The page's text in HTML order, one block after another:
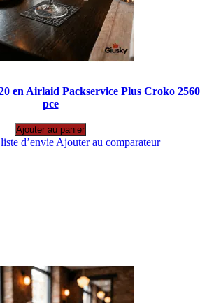
en Airlaid Packservice Plus Croko 2560
pce
Ajouter au panier
d’envie Ajouter au comparateur